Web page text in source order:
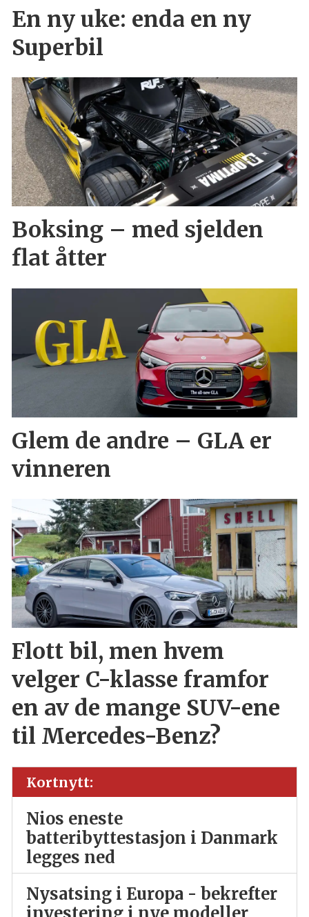
En ny uke: enda en ny
Superbil
Boksing – med sjelden
flat åtter
Glem de andre – GLA er
vinneren
Flott bil, men hvem
velger C-klasse framfor
en av de mange SUV-ene
til Mercedes-Benz?
Kortnytt:
Nios eneste
batteribyttestasjon i Danmark
legges ned
Nysatsing i Europa - bekrefter